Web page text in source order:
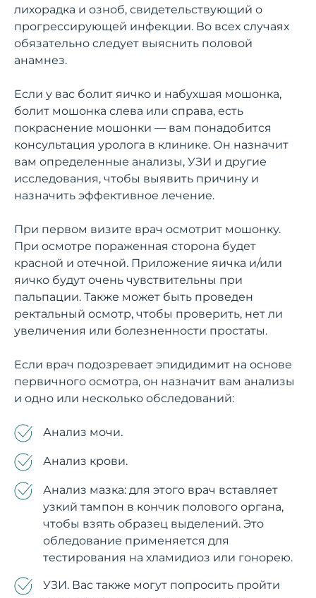
лихорадка и озноб, свидетельствующий о
прогрессирующей инфекции. Во всех случаях
обязательно следует выяснить половой
анамнез.
Если у вас болит яичко и набухшая мошонка,
болит мошонка слева или справа, есть
покраснение мошонки — вам понадобится
консультация уролога в клинике. Он назначит
вам определенные анализы, УЗИ и другие
исследования, чтобы выявить причину и
назначить эффективное лечение.
При первом визите врач осмотрит мошонку.
При осмотре пораженная сторона будет
красной и отечной. Приложение яичка и/или
яичко будут очень чувствительны при
пальпации. Также может быть проведен
ректальный осмотр, чтобы проверить, нет ли
увеличения или болезненности простаты.
Если врач подозревает эпидидимит на основе
первичного осмотра, он назначит вам анализы
и одно или несколько обследований:
Анализ мочи.
Анализ крови.
Анализ мазка: для этого врач вставляет
узкий тампон в кончик полового органа,
чтобы взять образец выделений. Это
обледование применяется для
тестирования на хламидиоз или гонорею.
УЗИ. Вас также могут попросить пройти